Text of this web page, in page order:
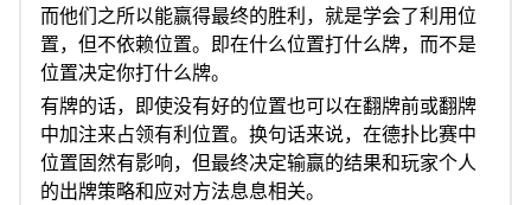
而他们之所以能赢得最终的胜利，就是学会了利用位
置，但不依赖位置。即在什么位置打什么牌，而不是
位置决定你打什么牌。
有牌的话，即使没有好的位置也可以在翻牌前或翻牌
中加注来占领有利位置。换句话来说，在德扑比赛中
位置固然有影响，但最终决定输赢的结果和玩家个人
的出牌策略和应对方法息息相关。